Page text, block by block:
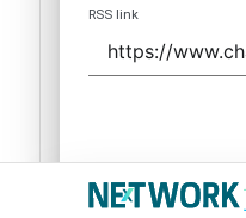
RSS link